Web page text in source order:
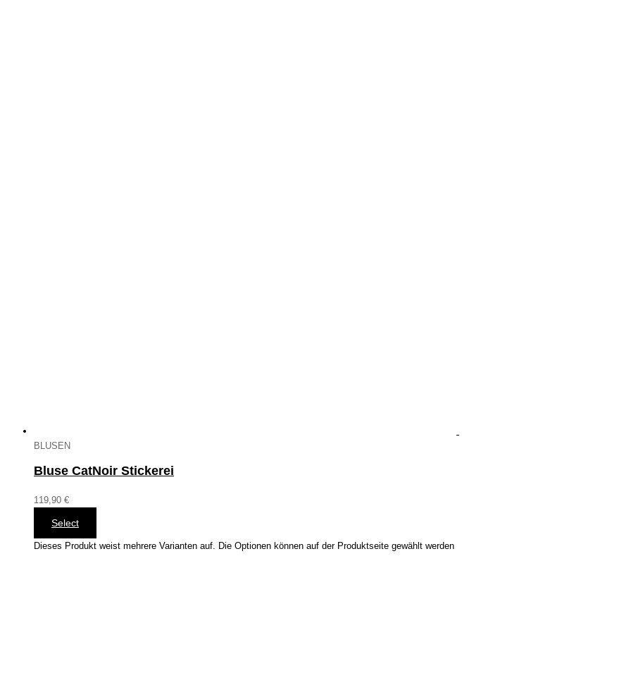
BLUSEN
Bluse CatNoir Stickerei
119,90 €
Select
Dieses Produkt weist mehrere Varianten auf. Die Optionen können auf der Produktseite gewählt werden